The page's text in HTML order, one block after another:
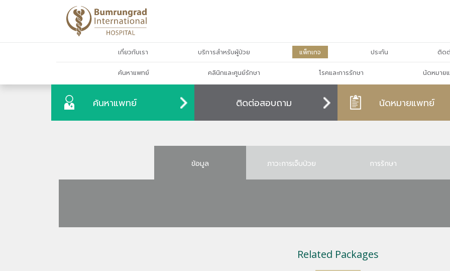
เกี่ยวกับเรา บริการสำหรับผู้ป่วย แพ็กเกจ ประกัน ติดต่
ค้นหาแพทย์ คลินิกและศูนย์รักษา โรคและการรักษา นัดหมาย
ค้นหาแพทย์ ติดต่อสอบถาม นัดหมายแพทย์
ข้อมูล ภาวะการเจ็บป่วย การรักษา
Related Packages